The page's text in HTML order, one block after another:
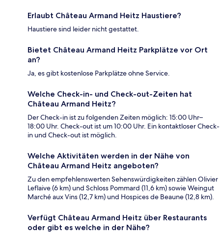
Erlaubt Château Armand Heitz Haustiere?
Haustiere sind leider nicht gestattet.
Bietet Château Armand Heitz Parkplätze vor Ort
an?
Ja, es gibt kostenlose Parkplätze ohne Service.
Welche Check-in- und Check-out-Zeiten hat
Château Armand Heitz?
Der Check-in ist zu folgenden Zeiten möglich: 15:00 Uhr–
18:00 Uhr. Check-out ist um 10:00 Uhr. Ein kontaktloser Check-
in und Check-out ist möglich.
Welche Aktivitäten werden in der Nähe von
Château Armand Heitz angeboten?
Zu den empfehlenswerten Sehenswürdigkeiten zählen Olivier
Leflaive (6 km) und Schloss Pommard (11,6 km) sowie Weingut
Marché aux Vins (12,7 km) und Hospices de Beaune (12,8 km).
Verfügt Château Armand Heitz über Restaurants
oder gibt es welche in der Nähe?